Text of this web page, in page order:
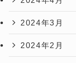
2024年3月
2024年2月